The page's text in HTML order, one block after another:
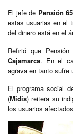
El jefe de Pensión 65
estas usuarias en el
del dinero está en el
Refirió que
Cajamarca. En el
agrava en tanto sufre
El programa social
(Midis) reitera su
los usuarios